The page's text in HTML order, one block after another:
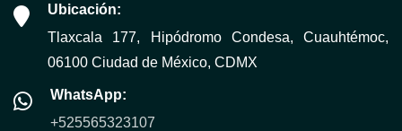
Ubicación:
Tlaxcala 177, Hipódromo Condesa, Cuauhtémoc,
06100 Ciudad de México, CDMX
WhatsApp:
+525565323107